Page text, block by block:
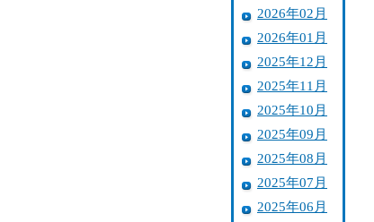
2026年02月
2026年01月
2025年12月
2025年11月
2025年10月
2025年09月
2025年08月
2025年07月
2025年06月